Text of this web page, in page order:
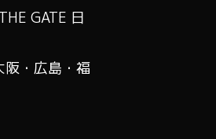
GATE 日
阪・広島・福